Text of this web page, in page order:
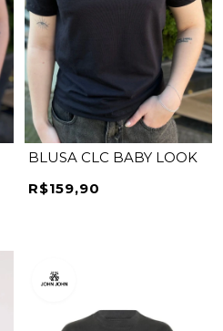
BLUSA CLC BABY LOOK
R$159,90